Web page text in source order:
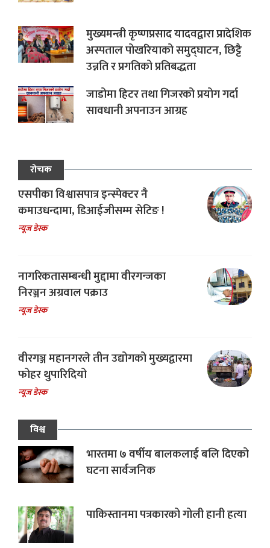
मुख्यमन्त्री कृष्णप्रसाद यादवद्वारा प्रादेशिक
अस्पताल पोखरियाको समुद्घाटन, छिट्टै
उन्नति र प्रगतिको प्रतिबद्धता
जाडोमा हिटर तथा गिजरको प्रयोग गर्दा
सावधानी अपनाउन आग्रह
रोचक
एसपीका विश्वासपात्र इन्स्पेक्टर नै
कमाउधन्दामा, डिआईजीसम्म सेटिङ !
न्यूज डेस्क
नागरिकतासम्बन्धी मुद्दामा वीरगन्जका
निरञ्जन अग्रवाल पक्राउ
न्यूज डेस्क
वीरगञ्ज महानगरले तीन उद्योगको मुख्यद्वारमा
फोहर थुपारिदियो
न्यूज डेस्क
विश्व
भारतमा ७ वर्षीय बालकलाई बलि दिएको
घटना सार्वजनिक
पाकिस्तानमा पत्रकारको गोली हानी हत्या